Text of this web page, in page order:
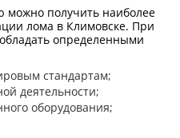
получить наиболее
лома в Климовске. При
определенными
стандартам;
деятельности;
оборудования;